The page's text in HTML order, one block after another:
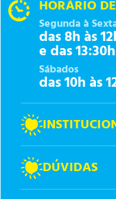
HORÁRIO
Segunda à
das 8h às
e das
Sábados
das 10h às
DÚVIDAS